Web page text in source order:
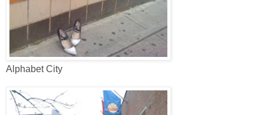
Alphabet City